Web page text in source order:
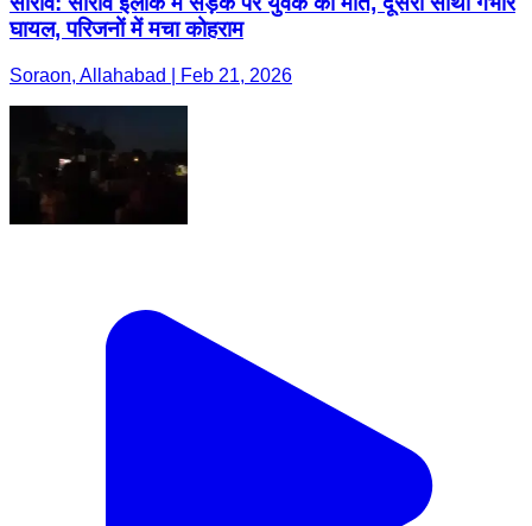
घायल, परिजनों में मचा कोहराम
Soraon, Allahabad | Feb 21, 2026